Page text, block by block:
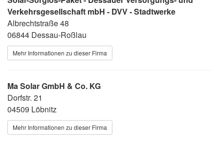
Verkehrsgesellschaft mbH - DVV - Stadtwerke
Albrechtstraße 48
06844 Dessau-Roßlau
Mehr Informationen zu dieser Firma
Ma Solar GmbH & Co. KG
Dorfstr. 21
04509 Löbnitz
Mehr Informationen zu dieser Firma